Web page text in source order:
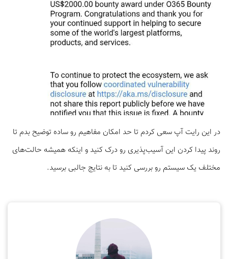
در این رایت آپ سعی کردم تا حد امکان مفاهیم رو ساده توضیح بدم تا
روند پیدا کردن این آسیب‌پذیری رو درک کنید و اینکه همیشه حالت‌های
مختلف یک سیستم رو بررسی کنید تا به نتایج جالبی برسید.